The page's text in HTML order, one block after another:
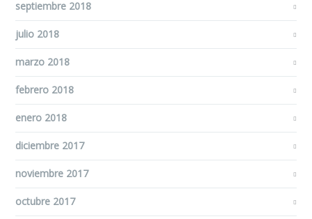
septiembre 2018
julio 2018
marzo 2018
febrero 2018
enero 2018
diciembre 2017
noviembre 2017
octubre 2017